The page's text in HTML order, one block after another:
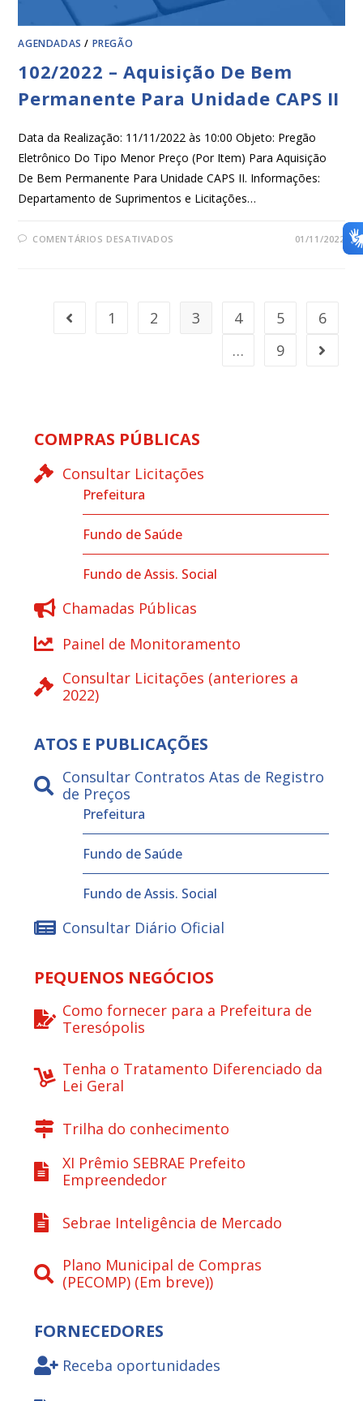
AGENDADAS / PREGÃO
102/2022 – Aquisição De Bem
Permanente Para Unidade CAPS II
Data da Realização: 11/11/2022 às 10:00 Objeto: Pregão
Eletrônico Do Tipo Menor Preço (Por Item) Para Aquisição
De Bem Permanente Para Unidade CAPS II. Informações:
Departamento de Suprimentos e Licitações…
COMENTÁRIOS DESATIVADOS 01/11/2022
1 2 3 4 5
6
…
9
COMPRAS PÚBLICAS
Consultar Licitações
Prefeitura
Fundo de Saúde
Fundo de Assis. Social
Chamadas Públicas
Painel de Monitoramento
Consultar Licitações (anteriores a
2022)
ATOS E PUBLICAÇÕES
Consultar Contratos Atas de Registro
de Preços
Prefeitura
Fundo de Saúde
Fundo de Assis. Social
Consultar Diário Oficial
PEQUENOS NEGÓCIOS
Como fornecer para a Prefeitura de
Teresópolis
Tenha o Tratamento Diferenciado da
Lei Geral
Trilha do conhecimento
XI Prêmio SEBRAE Prefeito
Empreendedor
Sebrae Inteligência de Mercado
Plano Municipal de Compras
(PECOMP) (Em breve))
FORNECEDORES
Receba oportunidades